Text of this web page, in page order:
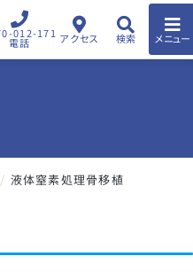
012-171
電話 アクセス 検索 メニュー
液体窒素処理骨移植